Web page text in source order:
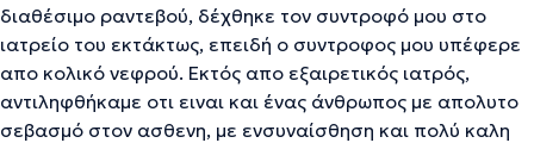
διαθέσιμο ραντεβού, δέχθηκε τον συντροφό μου στο
ιατρείο του εκτάκτως, επειδή ο συντροφος μου υπέφερε
απο κολικό νεφρού. Εκτός απο εξαιρετικός ιατρός,
αντιληφθήκαμε οτι ειναι και ένας άνθρωπος με απολυτο
σεβασμό στον ασθενη, με ενσυναίσθηση και πολύ καλη